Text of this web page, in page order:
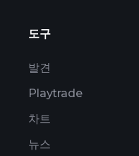
도구
발견
Playtrade
차트
뉴스